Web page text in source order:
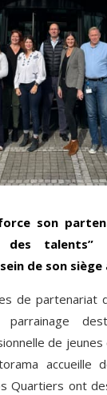
son
talents”
de son
de partenariat
parrainage
de
accueille
Quartiers ont